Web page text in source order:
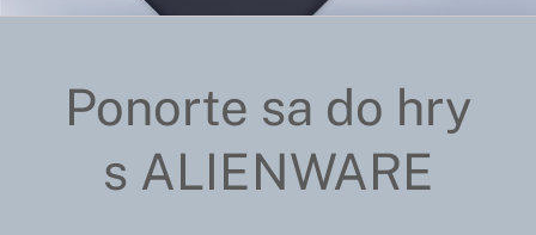
Ponorte sa do hry
s ALIENWARE